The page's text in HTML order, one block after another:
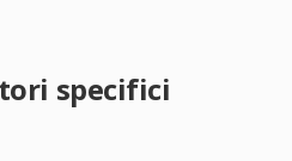
specifici